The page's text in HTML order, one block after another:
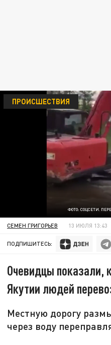
ФОТО: СОЦСЕТИ.
ПРОИСШЕСТВИЯ
СЕМЕН ГРИГОРЬЕВ 13 ИЮЛЯ 13:43
ПОДПИШИТЕСЬ:
Очевидцы показали,
Якутии людей
Местную дорогу
через воду